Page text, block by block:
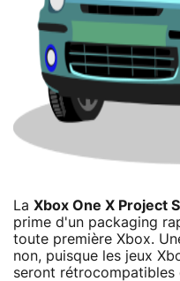
La Xbox One X Project
prime d'un packaging
toute première Xbox.
non, puisque les jeux
seront rétrocompatibles